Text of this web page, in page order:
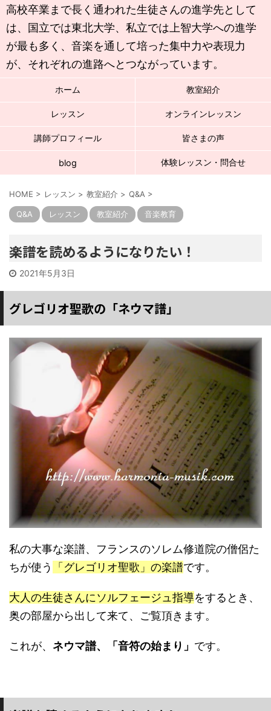
高校卒業まで長く通われた生徒さんの進学先として
は、国立では東北大学、私立では上智大学への進学
が最も多く、音楽を通して培った集中力や表現力
が、それぞれの進路へとつながっています。
ホーム 教室紹介
レッスン オンラインレッスン
講師プロフィール 皆さまの声
blog 体験レッスン・問合せ
HOME > レッスン > 教室紹介 > Q&A >
Q&A レッスン 教室紹介 音楽教育
楽譜を読めるようになりたい！
2021年5月3日
グレゴリオ聖歌の「ネウマ譜」
私の大事な楽譜、フランスのソレム修道院の僧侶た
ちが使う
「グレゴリオ聖歌」の楽譜です。
大人の生徒さんにソルフェージュ指導をするとき、
奥の部屋から出して来て、ご覧頂きます。
これが、 ネウマ譜、「音符の始まり」 です。